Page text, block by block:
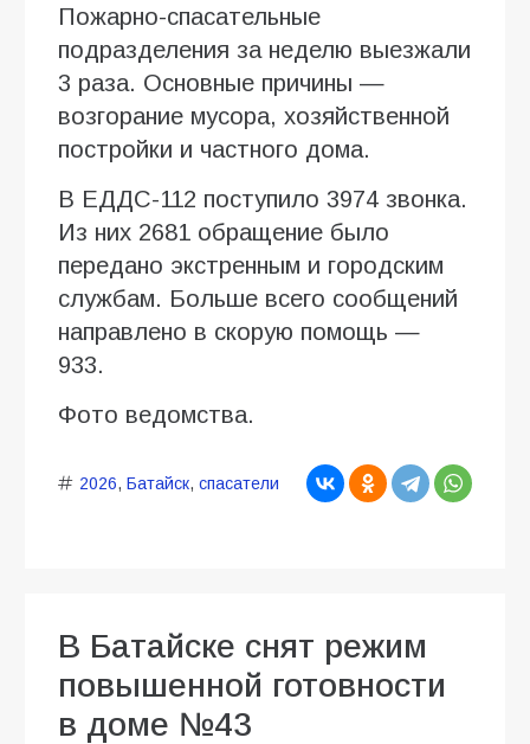
Пожарно-спасательные
подразделения за неделю выезжали
3 раза. Основные причины —
возгорание мусора, хозяйственной
постройки и частного дома.
В ЕДДС-112 поступило 3974 звонка.
Из них 2681 обращение было
передано экстренным и городским
службам. Больше всего сообщений
направлено в скорую помощь —
933.
Фото ведомства.
2026, Батайск, спасатели
В Батайске снят режим
повышенной готовности
в доме №43